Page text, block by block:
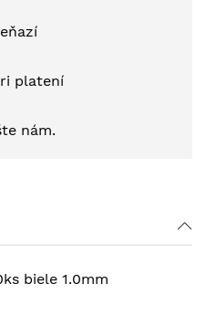
platení
nám.
biele 1.0mm